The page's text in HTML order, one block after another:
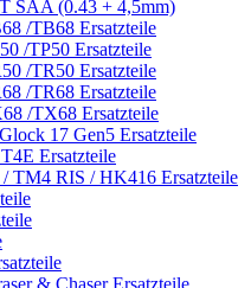
SAA (0.43 + 4,5mm)
/TB68 Ersatzteile
/TP50 Ersatzteile
/TR50 Ersatzteile
/TR68 Ersatzteile
/TX68 Ersatzteile
17 Gen5 Ersatzteile
Ersatzteile
RIS / HK416 Ersatzteile
& Chaser Ersatzteile